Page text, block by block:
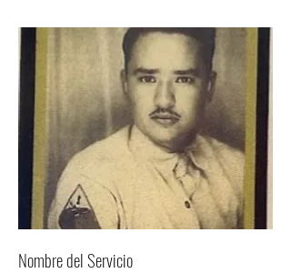
Nombre del Servicio